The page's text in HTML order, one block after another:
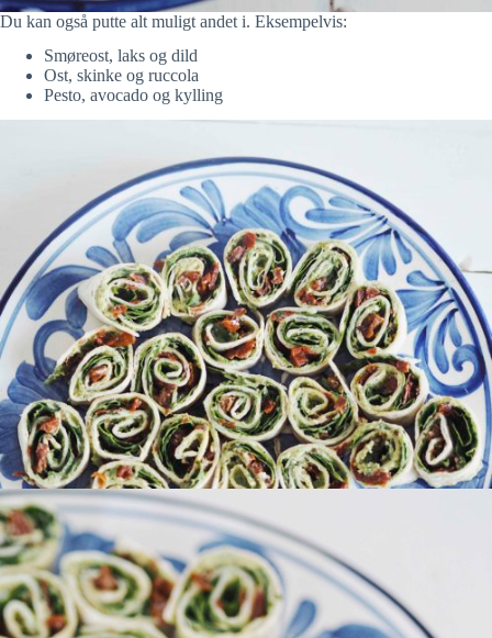
Du kan også putte alt muligt andet i. Eksempelvis:
Smøreost, laks og dild
Ost, skinke og ruccola
Pesto, avocado og kylling